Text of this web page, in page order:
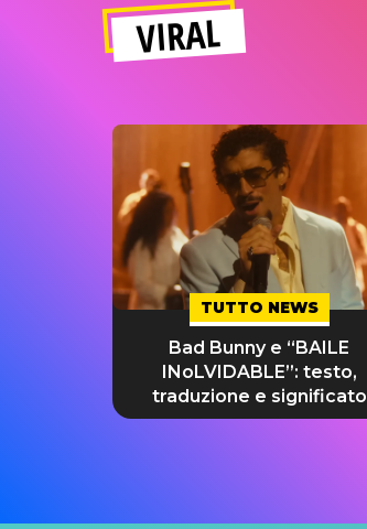
VIRAL
TUTTO NEWS
Bad Bunny e “BAILE
INoLVIDABLE”: testo,
traduzione e significato